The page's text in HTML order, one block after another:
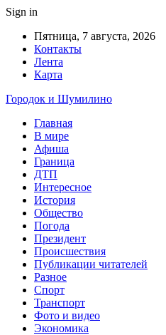
Sign in
Пятница, 7 августа, 2026
Контакты
Лента
Карта
Городок и Шумилино
Главная
В мире
Афиша
Граница
ДТП
Интересное
История
Общество
Погода
Президент
Происшествия
Публикации читателей
Разное
Спорт
Транспорт
Фото и видео
Экономика